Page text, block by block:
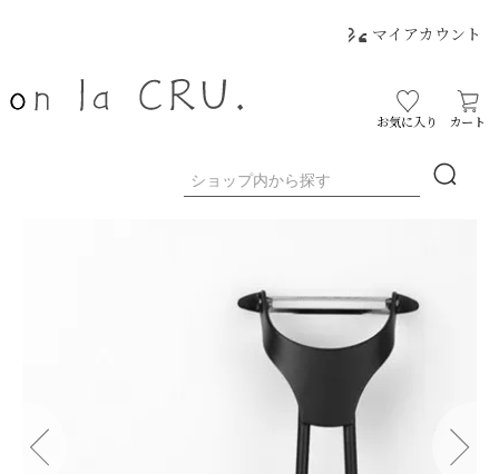
マイアカウント
お気に入り カート